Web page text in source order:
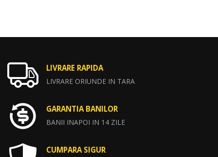
LIVRARE RAPIDA
LIVRARE ORIUNDE IN TARA
GARANTIA BANILOR
BANII INAPOI IN 14 ZILE
CUMPARA SIGUR